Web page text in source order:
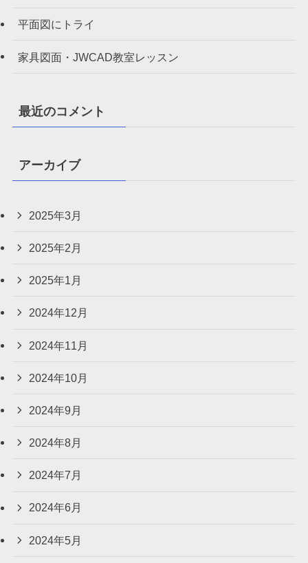
平面図にトライ
家具図面・JWCAD教室レッスン
最近のコメント
アーカイブ
2025年3月
2025年2月
2025年1月
2024年12月
2024年11月
2024年10月
2024年9月
2024年8月
2024年7月
2024年6月
2024年5月